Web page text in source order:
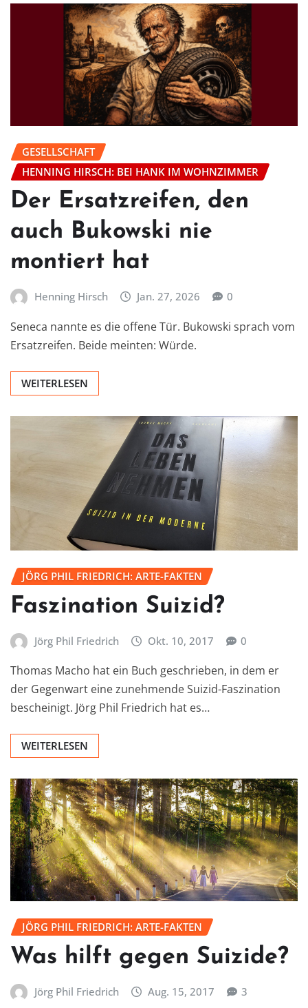
GESELLSCHAFT
HENNING HIRSCH: BEI HANK IM WOHNZIMMER
Der Ersatzreifen, den
auch Bukowski nie
montiert hat
Henning Hirsch Jan. 27, 2026 0
Seneca nannte es die offene Tür. Bukowski sprach vom
Ersatzreifen. Beide meinten: Würde.
WEITERLESEN
JÖRG PHIL FRIEDRICH: ARTE-FAKTEN
Faszination Suizid?
Jörg Phil Friedrich Okt. 10, 2017 0
Thomas Macho hat ein Buch geschrieben, in dem er
der Gegenwart eine zunehmende Suizid-Faszination
bescheinigt. Jörg Phil Friedrich hat es…
WEITERLESEN
JÖRG PHIL FRIEDRICH: ARTE-FAKTEN
Was hilft gegen Suizide?
Jörg Phil Friedrich Aug. 15, 2017 3